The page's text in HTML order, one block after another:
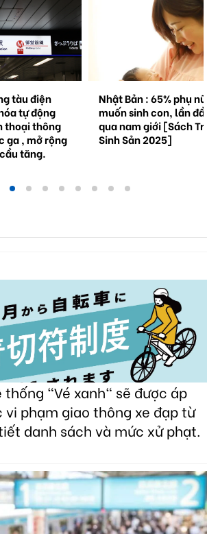
tàu điện
tự động
thoại thông
ga , mở rộng
tăng.
Nhật Bản : 65% phụ
muốn sinh con, lần
qua nam giới [Sách
Sinh Sản 2025]
thống "Vé xanh" sẽ được áp
vi phạm giao thông xe đạp từ
danh sách và mức xử phạt.